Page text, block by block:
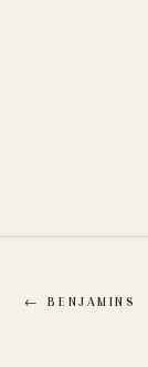
←BENJAMINS